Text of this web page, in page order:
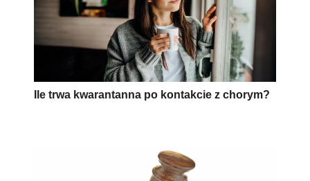
Ile trwa kwarantanna po kontakcie z chorym?